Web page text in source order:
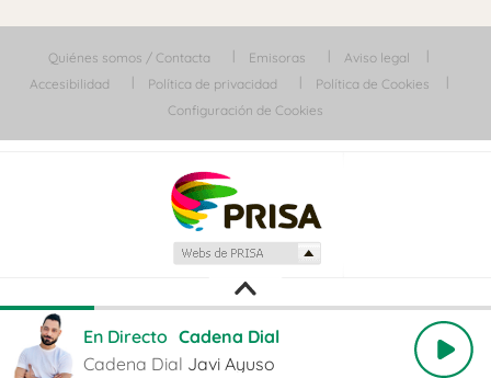
Quiénes somos / Contacta Emisoras
Aviso legal
Accesibilidad
Política de privacidad
Política de Cookies
Configuración de Cookies
En Directo Cadena Dial
Cadena Dial Javi Ayuso